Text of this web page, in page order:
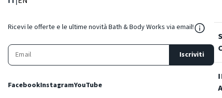
Ricevi le offerte e le ultime novità Bath & Body Works via email!
Iscriviti
FacebookInstagramYouTube